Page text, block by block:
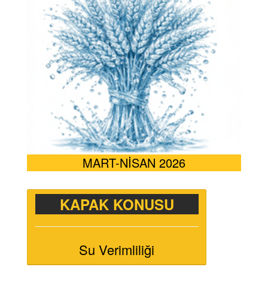
MART-NİSAN 2026
KAPAK KONUSU
Su Verimliliği